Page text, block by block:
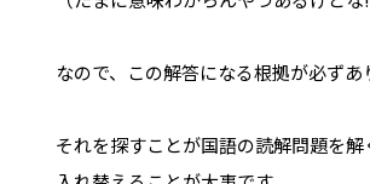
なので、この解答になる根拠が必ずあ
それを探すことが国語の読解問題を解